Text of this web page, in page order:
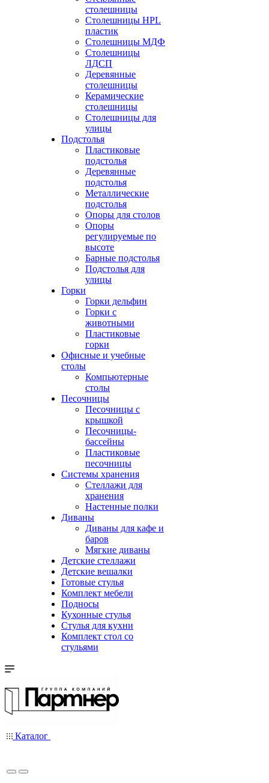
столешницы
Столешницы HPL
пластик
Столешницы МДФ
Столешницы
ЛДСП
Деревянные
столешницы
Керамические
столешницы
Столешницы для
улицы
Подстолья
Пластиковые
подстолья
Деревянные
подстолья
Металлические
подстолья
Опоры для столов
Опоры
регулируемые по
высоте
Барные подстолья
Подстолья для
улицы
Горки
Горки дельфин
Горки с
животными
Пластиковые
горки
Офисные и учебные
столы
Компьютерные
столы
Песочницы
Песочницы с
крышкой
Песочницы-
бассейны
Пластиковые
песочницы
Системы хранения
Стеллажи для
хранения
Настенные полки
Диваны
Диваны для кафе и
баров
Мягкие диваны
Детские стеллажи
Детские вешалки
Готовые стулья
Комплект мебели
Подносы
Кухонные стулья
Стулья для кухни
Комплект стол со
стульями
Каталог